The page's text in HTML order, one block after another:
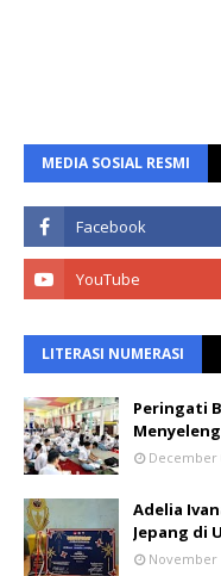
MEDIA SOSIAL RESMI
LITERASI NUMERASI
Peringati
December
Adelia
Jepang di
November